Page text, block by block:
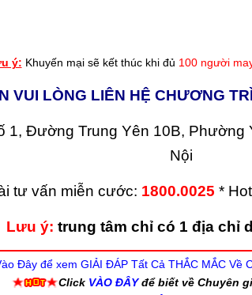
ý: Khuyến mại sẽ kết thúc khi đủ 100 người
VUI LÒNG LIÊN HỆ CHƯƠNG
1, Đường Trung Yên 10B, Phường
Nội
tư vấn miễn cước: 1800.0025 *
Lưu ý: trung tâm chỉ có 1 địa chỉ
Đây để xem GIẢI ĐÁP Tất Cả THẮC MẮC Về
Click VÀO ĐÂYđể biết về Chuyên